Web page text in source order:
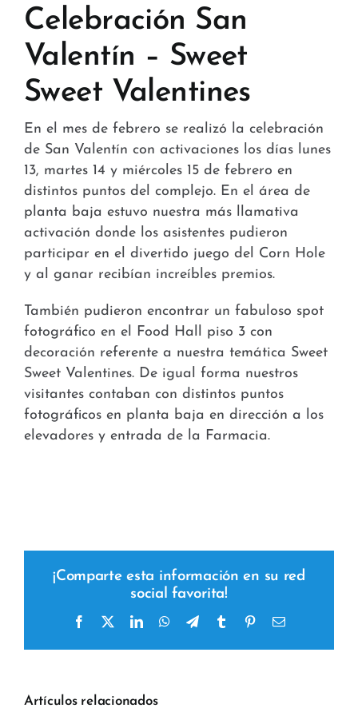
Tiendas y Conveniencia
Hospital y Salud
Servicios y Amenidades
Noticias
Contacto
FAQ
Celebración San
Valentín – Sweet
Sweet Valentines
En el mes de febrero se realizó la celebración
de San Valentín con activaciones los días lunes
13, martes 14 y miércoles 15 de febrero en
distintos puntos del complejo. En el área de
planta baja estuvo nuestra más llamativa
activación donde los asistentes pudieron
participar en el divertido juego del Corn Hole
y al ganar recibían increíbles premios.
También pudieron encontrar un fabuloso spot
fotográfico en el Food Hall piso 3 con
decoración referente a nuestra temática Sweet
Sweet Valentines. De igual forma nuestros
visitantes contaban con distintos puntos
fotográficos en planta baja en dirección a los
elevadores y entrada de la Farmacia.
¡Comparte esta información en su red
social favorita!
Facebook LinkedInWhatsApp
TelegramTumblr PinterestCorreo
Artículos relacionados